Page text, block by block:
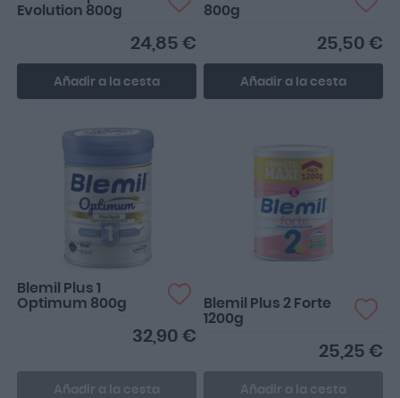
Evolution 800g
24,85 €
Añadir a la cesta
800g
25,50 €
Añadir a la cesta
Blemil Plus 1
Optimum 800g
32,90 €
Añadir a la cesta
Blemil Plus 2 Forte
1200g
25,25 €
Añadir a la cesta